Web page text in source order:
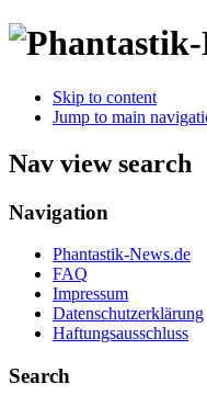
Skip to content
Jump to main
Nav view search
Navigation
Phantastik-News.de
FAQ
Impressum
Datenschutzerklärung
Haftungsausschluss
Search